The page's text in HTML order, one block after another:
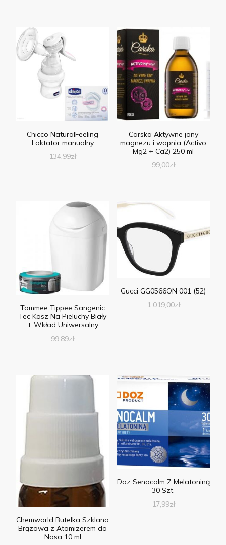
Chicco NaturalFeeling
Laktator manualny
134,99zł
Carska Aktywne jony
magnezu i wapnia (Activo
Mg2 + Ca2) 250 ml
99,00zł
Tommee Tippee Sangenic
Tec Kosz Na Pieluchy Biały
+ Wkład Uniwersalny
99,89zł
Gucci GG0566ON 001 (52)
1 019,00zł
Chemworld Butelka Szklana
Brązowa z Atomizerem do
Nosa 10 ml
Doz Senocalm Z Melatoniną
30 Szt.
17,99zł